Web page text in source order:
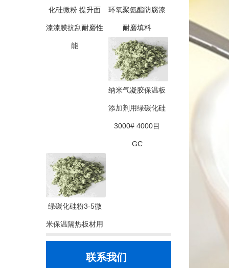
化硅微粉 提升面
漆漆膜抗刮耐磨性
能
环氧聚氨酯防腐漆
耐磨填料
纳米气凝胶保温板
添加剂用绿碳化硅
3000# 4000目
GC
绿碳化硅粉3-5微
米保温隔热板材用
联系我们